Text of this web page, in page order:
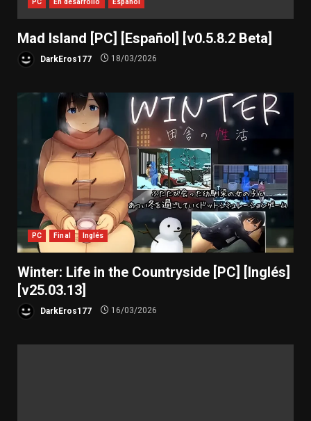
PC En desarrollo Español
Mad Island [PC] [Español] [v0.5.8.2 Beta]
DarkEros177 18/03/2026
PC Final Inglés
Winter: Life in the Countryside [PC] [Inglés]
[v25.03.13]
DarkEros177 16/03/2026